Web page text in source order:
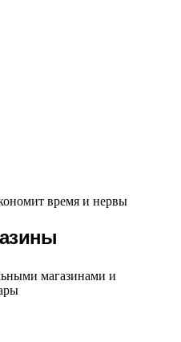
время и нервы
магазинами и